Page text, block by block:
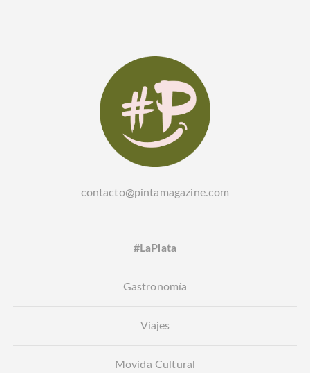
contacto@pintamagazine.com
#LaPlata
Gastronomía
Viajes
Movida Cultural